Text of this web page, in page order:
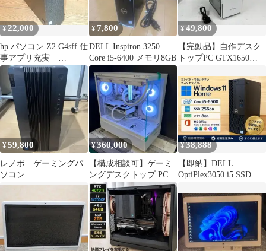
¥22,000
hp パソコン Z2 G4sff 仕
事アプリ充実
SSD512GB 快調です
¥7,800
DELL Inspiron 3250
Core i5-6400 メモリ8GB
¥49,800
【完動品】自作デスク
トップPC GTX1650
¥59,800
レノボ ゲーミングパ
ソコン
¥360,000
【構成相談可】ゲーミ
ングデスクトップ PC
¥38,888
【即納】DELL
OptiPlex3050 i5 SSD